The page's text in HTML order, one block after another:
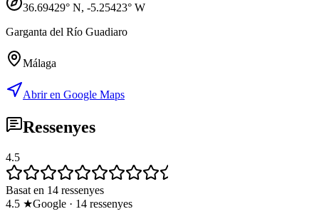
36.69429° N, -5.25423° W
Garganta del Río Guadiaro
Málaga
Abrir en Google Maps
Ressenyes
4.5
Basat en 14 ressenyes
4.5 ★Google · 14 ressenyes